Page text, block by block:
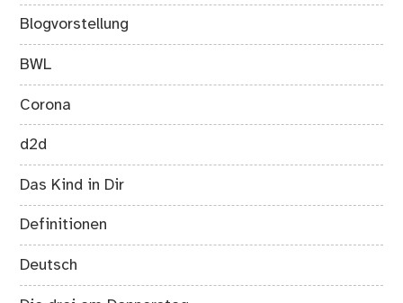
Blogvorstellung
BWL
Corona
d2d
Das Kind in Dir
Definitionen
Deutsch